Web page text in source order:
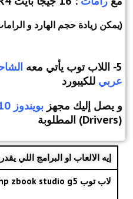
(يمكن زيادة حجم الهارد و
5- اللاب توب يأتي معه
عربي للكيبورد
و يصل إليك مجهز بويندوز 10 برو
(Drivers) المطلوبة
إيه الالعاب او البرامج اللي
لاب توب hp zbook studio g5 مناسب جدا للبرمجة